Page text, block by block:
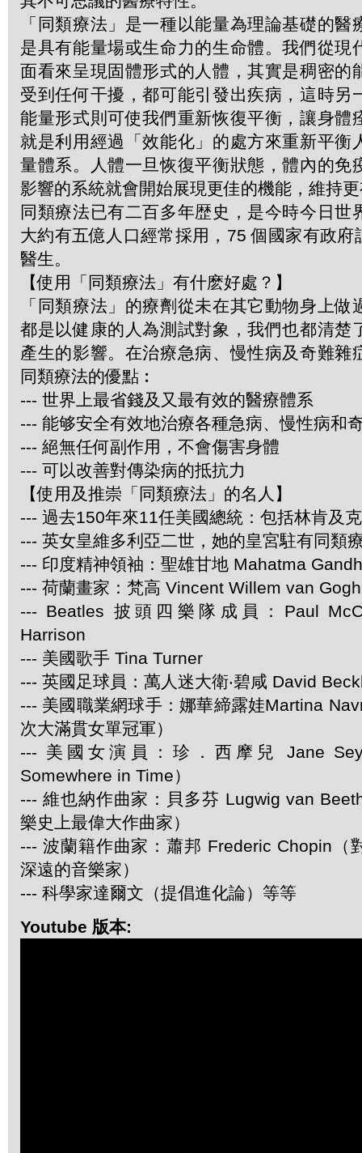
「同類療法」是一種以能量為理論基礎的醫
是具有能量場或生命力的生命體。我們從現
面看來呈現固體形式的人體，其實是稠密的
受到任何干擾，都可能引發出疾病，這時另
能量形式則可使我們重新恢復平衡，讓身體
就是利用經過「效能化」的處方來重新平衡
量體系。人體一旦恢復平衡狀態，體內的免
影響的系統就會開始展現更佳的機能，維持
同類療法已有二百多年歴史，是今時今日世
大約有五億人口經常採用，75 個國家有政府
醫生。
【使用「同類療法」有什麽好處？】
「同類療法」的療劑從未在其它動物身上做
都是以健康的人為測試對象，我們也都清楚
產生的影響。在治療急病、慢性病及奇難雜
同類療法的優點︰
--- 世界上最省錢及又最有效的醫療體系
--- 能够安全有效地治療各種急病、慢性病和
--- 絕無任何副作用，不會傷害身體
--- 可以改善對傳染病的抵抗力
【使用及推崇「同類療法」的名人】
--- 過去150年來11任美國總統：包括林肯及
--- 英女皇維多利亞二世，她的皇宮駐有同類
--- 印度精神領袖：聖雄甘地 Mahatma
--- 荷蘭畫家：梵高 Vincent Willem van Gogh
--- Beatles 披頭四樂隊成員：Paul
Harrison
--- 美國歌手 Tina Turner
--- 英國足球員：萬人迷大衛‧碧咸 David
--- 美國職業網球手：娜華締露娃Martina
次大滿貫女單冠軍）
--- 美國女演員：珍．西摩兒 Jane
Somewhere in Time）
--- 維也納作曲家：貝多芬 Lugwig van
樂史上最偉大作曲家）
--- 波蘭籍作曲家：蕭邦 Frederic Chopin（
深遠的音樂家）
--- 科學家達爾文（提倡進化論）等等
Youtube 版本: